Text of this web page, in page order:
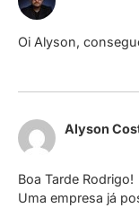
Oi Alyson,
Alyson
Boa Tarde Rodrigo!
Uma empresa já